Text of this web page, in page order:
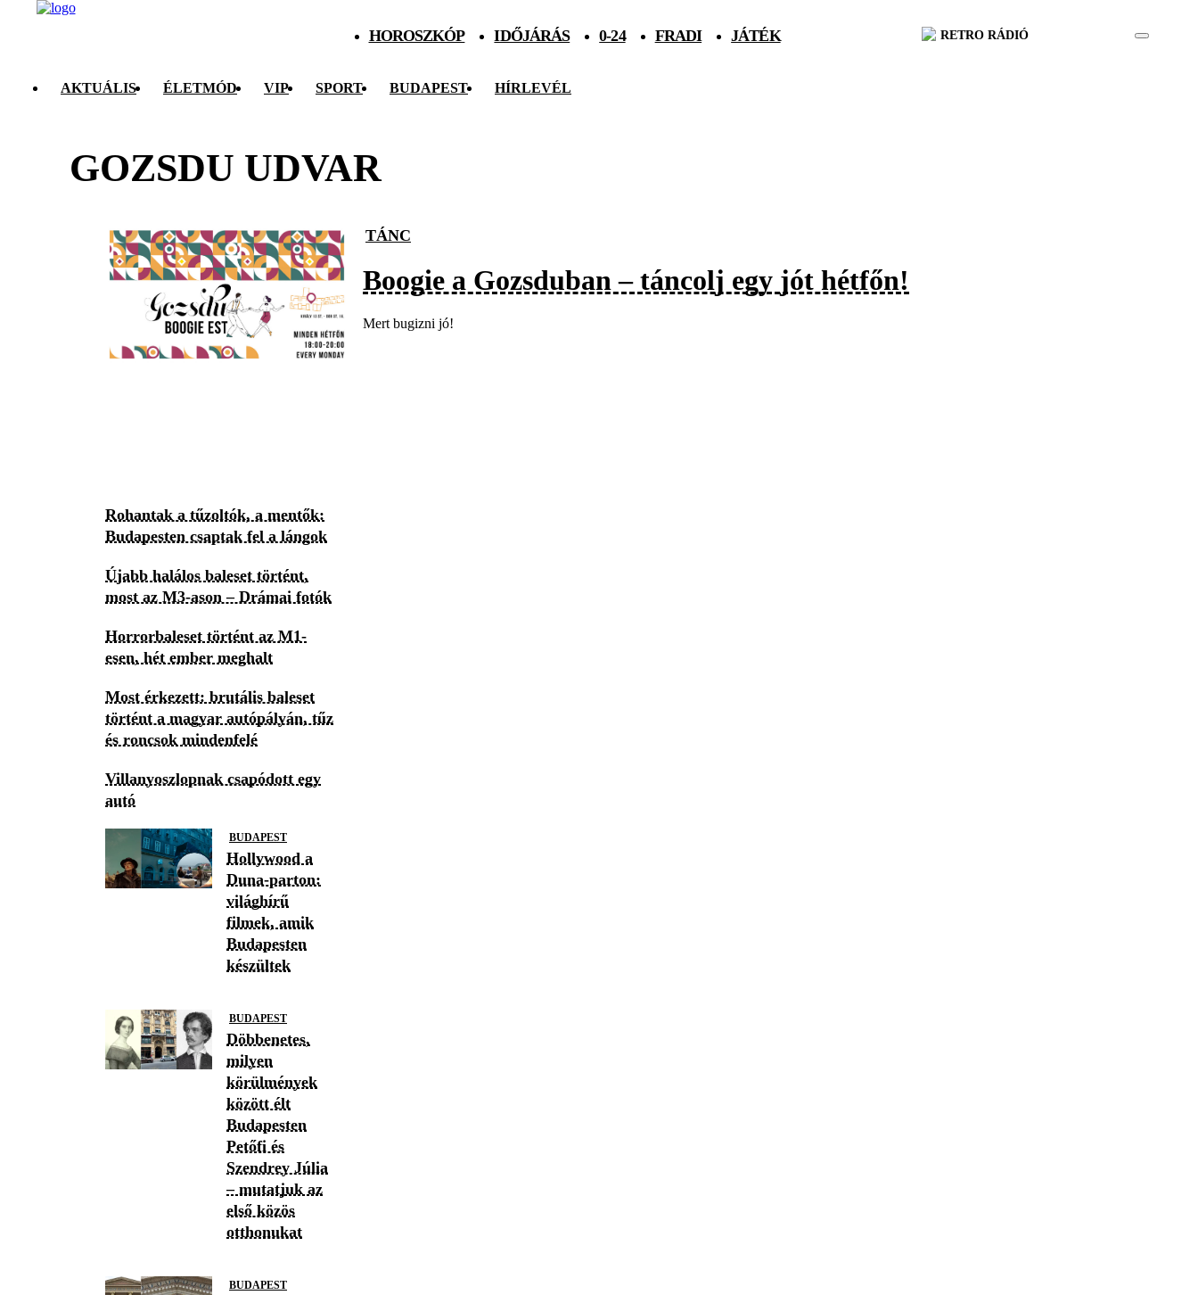
HOROSZKÓP IDŐJÁRÁS 0-24 FRADI JÁTÉK RETRO RÁDIÓ
AKTUÁLIS ÉLETMÓD VIP SPORT BUDAPEST HÍRLEVÉL
GOZSDU UDVAR
TÁNC
Boogie a Gozsduban – táncolj egy jót hétfőn!
Mert bugizni jó!
Rohantak a tűzoltók, a mentők:
Budapesten csaptak fel a lángok
Újabb halálos baleset történt,
most az M3-ason – Drámai fotók
Horrorbaleset történt az M1-
esen, hét ember meghalt
Most érkezett: brutális baleset
történt a magyar autópályán, tűz
és roncsok mindenfelé
Villanyoszlopnak csapódott egy
autó
BUDAPEST
Hollywood a
Duna-parton:
világhírű
filmek, amik
Budapesten
készültek
BUDAPEST
Döbbenetes,
milyen
körülmények
között élt
Budapesten
Petőfi és
Szendrey Júlia
– mutatjuk az
első közös
otthonukat
BUDAPEST